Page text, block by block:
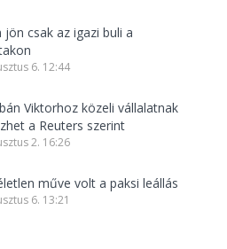
jön csak az igazi buli a
6. 12:44
Viktorhoz közeli vállalatnak
a Reuters szerint
2. 16:26
műve volt a paksi leállás
6. 13:21